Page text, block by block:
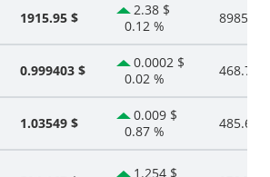
1915.95 $
2.38 $
0.12 %
0.999403 $
0.0002 $
0.02 %
468.72 ₸
1.03549 $
0.009 $
0.87 %
485.64 ₸
1.254 $